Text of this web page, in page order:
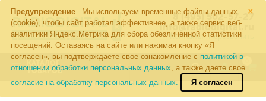
×
Предупреждение
Мы используем временные файлы данных
(cookie), чтобы сайт работал эффективнее, а также сервис веб-
аналитики Яндекс.Метрика для сбора обезличенной статистики
посещений. Оставаясь на сайте или нажимая кнопку «Я
согласен», вы подтверждаете свое ознакомление с политикой в
отношении обработки персональных данных, а также даете свое
согласие на обработку персональных данных.
Я согласен
8 (495) 502-57-27
info@radiodigital.ru
Контакты Перезвонить
КАТАЛОГ
ТОВАРОВ